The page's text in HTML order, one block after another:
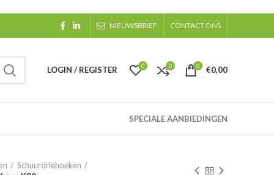
NIEUWSBRIEF CONTACT ONS
LOGIN / REGISTER 0 0 0 €0,00
SPECIALE AANBIEDINGEN
Schuurdriehoeken